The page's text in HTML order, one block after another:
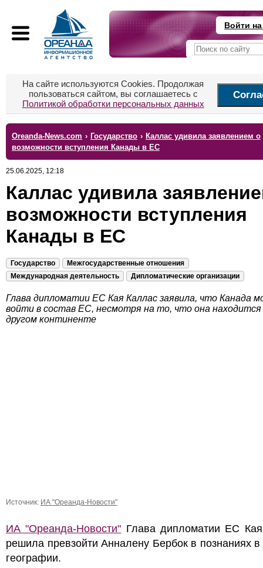
Войти
На сайте используются Cookies. Продолжая
пользоваться сайтом, вы соглашаетесь с
Политикой обработки персональных данных
Oreanda-News.com › Государство › Каллас удивила заявлением о
возможности вступления Канады в ЕС
25.06.2025, 12:18
Каллас удивила
возможности вступления
Канады в ЕС
Государство
Межгосударственные отношения
Международная деятельность
Дипломатические организации
Глава дипломатии ЕС Кая Каллас заявила, что Канада
войти в состав ЕС, несмотря на то, что она находится
другом континенте
Источник: ИА "Ореанда-Новости"
ИА "Ореанда-Новости" Глава дипломатии ЕС
решила превзойти Анналену Бербок в познаниях в
географии.